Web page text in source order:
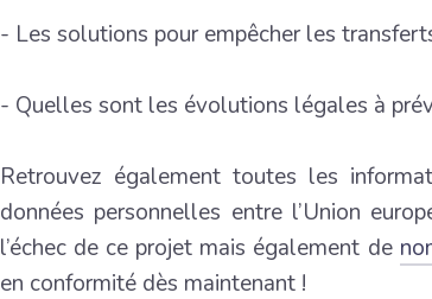
- Les solutions pour empêcher les
- Quelles sont les évolutions légales à
Retrouvez également toutes les
données personnelles entre l’Union
l’échec de ce projet mais également de
en conformité dès maintenant !